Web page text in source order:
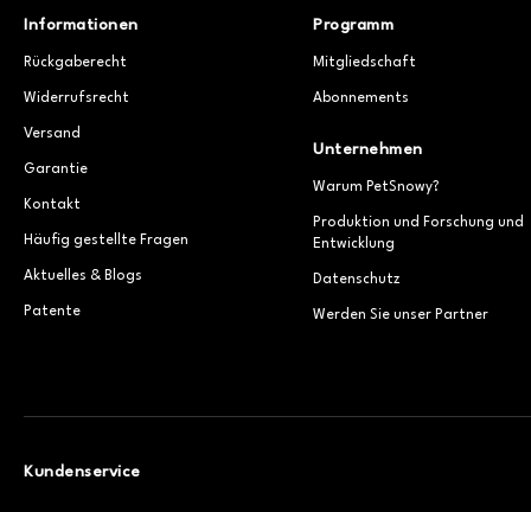
Informationen
Rückgaberecht
Widerrufsrecht
Versand
Garantie
Kontakt
Häufig gestellte Fragen
Aktuelles & Blogs
Patente
Programm
Mitgliedschaft
Abonnements
Unternehmen
Warum PetSnowy?
Produktion und Forschung und
Entwicklung
Datenschutz
Werden Sie unser Partner
Kundenservice